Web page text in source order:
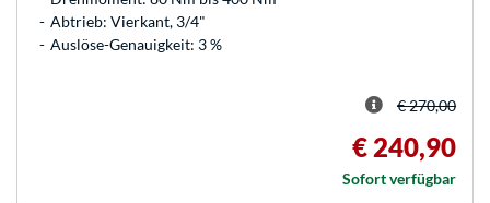
Abtrieb: Vierkant, 3/4"
Auslöse-Genauigkeit: 3 %
€ 270,00
€ 240,90
Sofort verfügbar